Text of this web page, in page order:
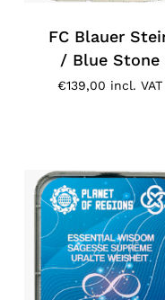
FC Blauer
/ Blue Stone
€139,00 incl. VAT